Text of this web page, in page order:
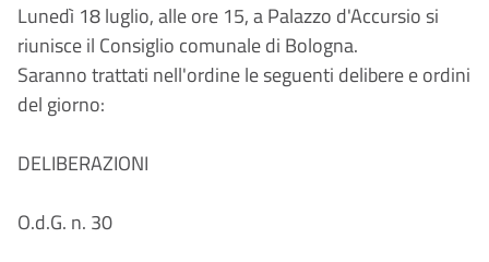
Lunedì 18 luglio, alle ore 15, a Palazzo d'Accursio si
riunisce il Consiglio comunale di Bologna.
Saranno trattati nell'ordine le seguenti delibere e ordini
del giorno:
DELIBERAZIONI
O.d.G. n. 30